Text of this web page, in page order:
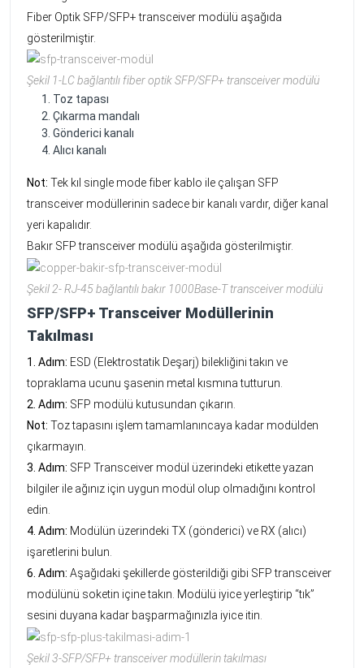
Fiber Optik SFP/SFP+ transceiver modülü aşağıda
gösterilmiştir.
Şekil 1-LC bağlantılı fiber optik SFP/SFP+ transceiver modülü
Toz tapası
Çıkarma mandalı
Gönderici kanalı
Alıcı kanalı
Not: Tek kıl single mode fiber kablo ile çalışan SFP
transceiver modüllerinin sadece bir kanalı vardır, diğer kanal
yeri kapalıdır.
Bakır SFP transceiver modülü aşağıda gösterilmiştir.
Şekil 2- RJ-45 bağlantılı bakır 1000Base-T transceiver modülü
SFP/SFP+ Transceiver Modüllerinin
Takılması
1. Adım: ESD (Elektrostatik Deşarj) bilekliğini takın ve
topraklama ucunu şasenin metal kısmına tutturun.
2. Adım: SFP modülü kutusundan çıkarın.
Not: Toz tapasını işlem tamamlanıncaya kadar modülden
çıkarmayın.
3. Adım: SFP Transceiver modül üzerindeki etikette yazan
bilgiler ile ağınız için uygun modül olup olmadığını kontrol
edin.
4. Adım: Modülün üzerindeki TX (gönderici) ve RX (alıcı)
işaretlerini bulun.
6. Adım: Aşağıdaki şekillerde gösterildiği gibi SFP transceiver
modülünü soketin içine takın. Modülü iyice yerleştirip “tık”
sesini duyana kadar başparmağınızla iyice itin.
Şekil 3-SFP/SFP+ transceiver modüllerin takılması